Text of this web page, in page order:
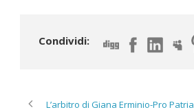
Condividi:
L’arbitro di Giana Erminio-Pro Patria